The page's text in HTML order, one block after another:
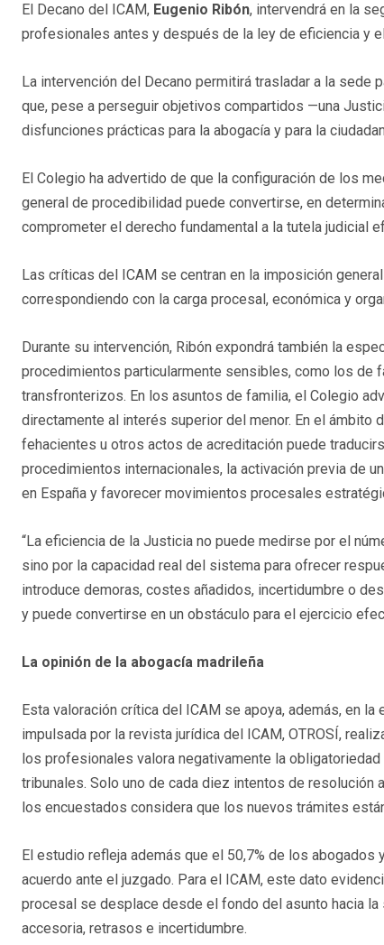
El Decano del ICAM, Eugenio Ribón, intervendrá en la
profesionales antes y después de la ley de eficiencia y
La intervención del Decano permitirá trasladar a la sede
que, pese a perseguir objetivos compartidos —una
disfunciones prácticas para la abogacía y para la
El Colegio ha advertido de que la configuración de los
general de procedibilidad puede convertirse, en
comprometer el derecho fundamental a la tutela judicial
Las críticas del ICAM se centran en la imposición
correspondiendo con la carga procesal, económica y
Durante su intervención, Ribón expondrá también la
procedimientos particularmente sensibles, como los de
transfronterizos. En los asuntos de familia, el Colegio
directamente al interés superior del menor. En el ámbito
fehacientes u otros actos de acreditación puede
procedimientos internacionales, la activación previa de
en España y favorecer movimientos procesales
“La eficiencia de la Justicia no puede medirse por el
sino por la capacidad real del sistema para ofrecer
introduce demoras, costes añadidos, incertidumbre o
y puede convertirse en un obstáculo para el ejercicio
La opinión de la abogacía madrileña
Esta valoración crítica del ICAM se apoya, además, en
impulsada por la revista jurídica del ICAM, OTROSÍ,
los profesionales valora negativamente la
tribunales. Solo uno de cada diez intentos de resolución
los encuestados considera que los nuevos trámites
El estudio refleja además que el 50,7% de los
acuerdo ante el juzgado. Para el ICAM, este dato
procesal se desplace desde el fondo del asunto hacia
accesoria, retrasos e incertidumbre.